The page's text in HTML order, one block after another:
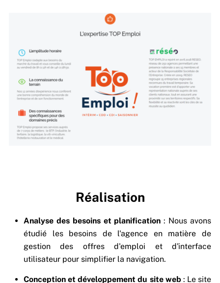
Réalisation
Analyse des besoins et planification : Nous avons
étudié les besoins de l'agence en matière de
gestion des offres d'emploi et d'interface
utilisateur pour simplifier la navigation.
Conception et développement du site web : Le site